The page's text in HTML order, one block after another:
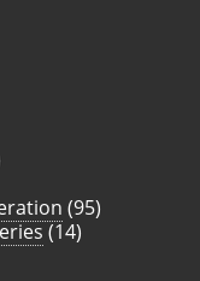
(95)
(14)